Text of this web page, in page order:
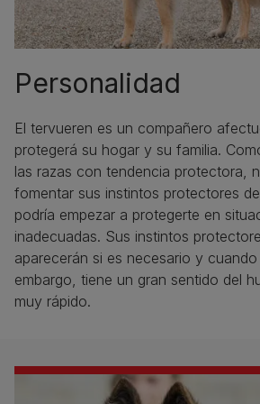
Personalidad
El tervueren es un compañero
protegerá su hogar y su familia.
las razas con tendencia protectora,
fomentar sus instintos protectores
podría empezar a protegerte en
inadecuadas. Sus instintos
aparecerán si es necesario y
embargo, tiene un gran sentido del
muy rápido.